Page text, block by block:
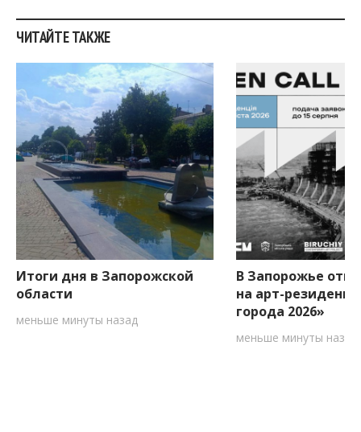
ЧИТАЙТЕ ТАКЖЕ
Итоги дня в Запорожской
области
меньше минуты назад
В Запорожье
на арт-
города 2026»
меньше минуты назад